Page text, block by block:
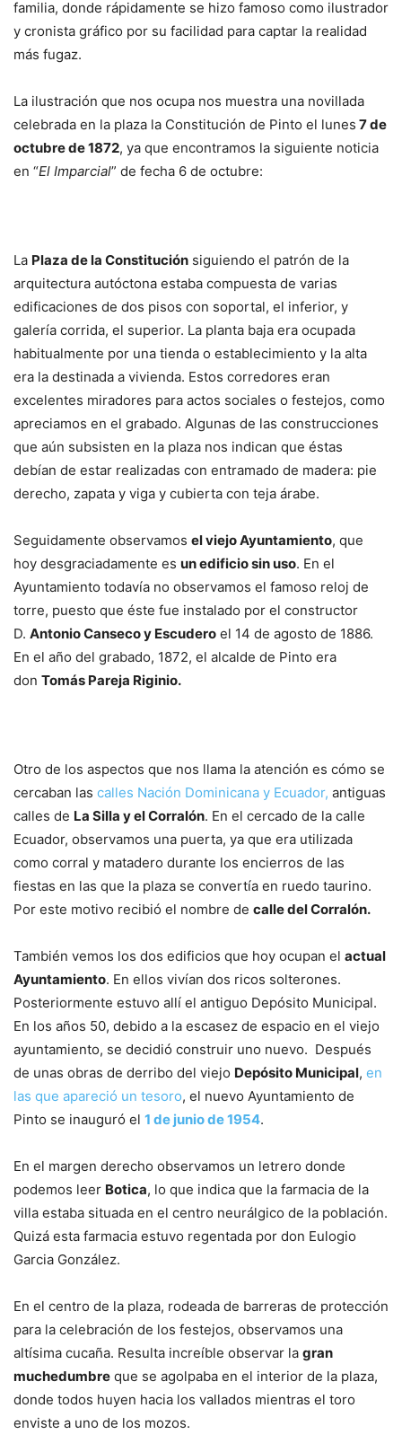
familia, donde rápidamente se hizo famoso como ilustrador
y cronista gráfico por su facilidad para captar la realidad
más fugaz.
La ilustración que nos ocupa nos muestra una novillada
celebrada en la plaza la Constitución de Pinto el lunes 7 de
octubre de 1872, ya que encontramos la siguiente noticia
en “El Imparcial” de fecha 6 de octubre:
La Plaza de la Constitución siguiendo el patrón de la
arquitectura autóctona estaba compuesta de varias
edificaciones de dos pisos con soportal, el inferior, y
galería corrida, el superior. La planta baja era ocupada
habitualmente por una tienda o establecimiento y la alta
era la destinada a vivienda. Estos corredores eran
excelentes miradores para actos sociales o festejos, como
apreciamos en el grabado. Algunas de las construcciones
que aún subsisten en la plaza nos indican que éstas
debían de estar realizadas con entramado de madera: pie
derecho, zapata y viga y cubierta con teja árabe.
Seguidamente observamos el viejo Ayuntamiento, que
hoy desgraciadamente es un edificio sin uso. En el
Ayuntamiento todavía no observamos el famoso reloj de
torre, puesto que éste fue instalado por el constructor
D. Antonio Canseco y Escudero el 14 de agosto de 1886.
En el año del grabado, 1872, el alcalde de Pinto era
don Tomás Pareja Riginio.
Otro de los aspectos que nos llama la atención es cómo se
cercaban las calles Nación Dominicana y Ecuador, antiguas
calles de La Silla y el Corralón. En el cercado de la calle
Ecuador, observamos una puerta, ya que era utilizada
como corral y matadero durante los encierros de las
fiestas en las que la plaza se convertía en ruedo taurino.
Por este motivo recibió el nombre de calle del Corralón.
También vemos los dos edificios que hoy ocupan el actual
Ayuntamiento. En ellos vivían dos ricos solterones.
Posteriormente estuvo allí el antiguo Depósito Municipal.
En los años 50, debido a la escasez de espacio en el viejo
ayuntamiento, se decidió construir uno nuevo. Después
de unas obras de derribo del viejo Depósito Municipal, en
las que apareció un tesoro, el nuevo Ayuntamiento de
Pinto se inauguró el 1 de junio de 1954.
En el margen derecho observamos un letrero donde
podemos leer Botica, lo que indica que la farmacia de la
villa estaba situada en el centro neurálgico de la población.
Quizá esta farmacia estuvo regentada por don Eulogio
Garcia González.
En el centro de la plaza, rodeada de barreras de protección
para la celebración de los festejos, observamos una
altísima cucaña. Resulta increíble observar la gran
muchedumbre que se agolpaba en el interior de la plaza,
donde todos huyen hacia los vallados mientras el toro
enviste a uno de los mozos.